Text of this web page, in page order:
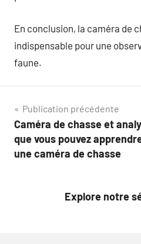
En conclusion, la caméra de
indispensable pour une
faune.
Navigation
de
l’article
Publication précédente
Caméra de chasse et
que vous pouvez
une caméra de chasse
Explore notre